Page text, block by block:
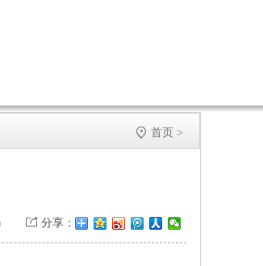
 首页 >
分享：